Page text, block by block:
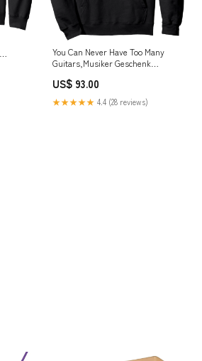
You Can Never Have Too Many
Guitars,Musiker Geschenk
US$ 93.00
★★★★★ 4.4 (28 reviews)